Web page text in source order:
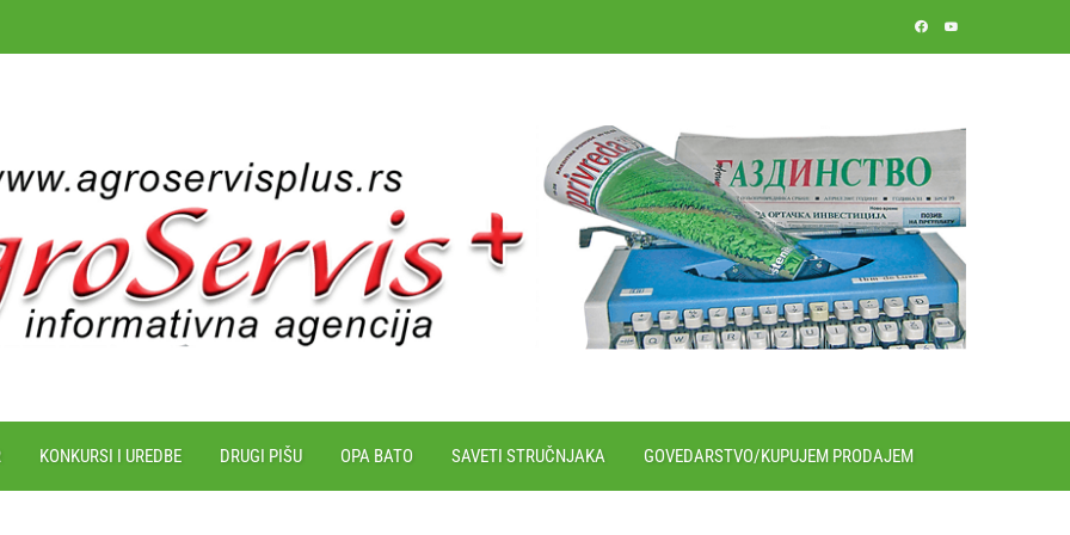
KONKURSI I UREDBE DRUGI PIŠU OPA BATO SAVETI STRUČNJAKA GOVEDARSTVO/KUPUJEM PRODAJEM